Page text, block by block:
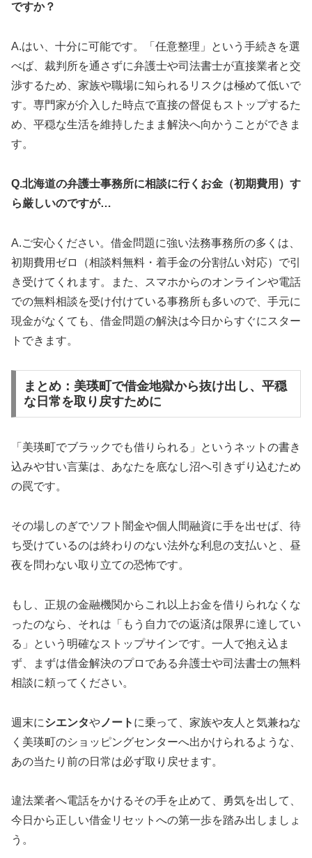
ですか？
A.はい、十分に可能です。「任意整理」という手続きを選
べば、裁判所を通さずに弁護士や司法書士が直接業者と交
渉するため、家族や職場に知られるリスクは極めて低いで
す。専門家が介入した時点で直接の督促もストップするた
め、平穏な生活を維持したまま解決へ向かうことができま
す。
Q.北海道の弁護士事務所に相談に行くお金（初期費用）す
ら厳しいのですが…
A.ご安心ください。借金問題に強い法務事務所の多くは、
初期費用ゼロ（相談料無料・着手金の分割払い対応）で引
き受けてくれます。また、スマホからのオンラインや電話
での無料相談を受け付けている事務所も多いので、手元に
現金がなくても、借金問題の解決は今日からすぐにスター
トできます。
まとめ：美瑛町で借金地獄から抜け出し、平穏
な日常を取り戻すために
「美瑛町でブラックでも借りられる」というネットの書き
込みや甘い言葉は、あなたを底なし沼へ引きずり込むため
の罠です。
その場しのぎでソフト闇金や個人間融資に手を出せば、待
ち受けているのは終わりのない法外な利息の支払いと、昼
夜を問わない取り立ての恐怖です。
もし、正規の金融機関からこれ以上お金を借りられなくな
ったのなら、それは「もう自力での返済は限界に達してい
る」という明確なストップサインです。一人で抱え込ま
ず、まずは借金解決のプロである弁護士や司法書士の無料
相談に頼ってください。
週末にシエンタや ノート に乗って、家族や友人と気兼ねな
く美瑛町のショッピングセンターへ出かけられるような、
あの当たり前の日常は必ず取り戻せます。
違法業者へ電話をかけるその手を止めて、勇気を出して、
今日から正しい借金リセットへの第一歩を踏み出しましょ
う。